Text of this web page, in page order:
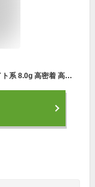
セザンヌ ストレッチカバーコンシーラー10 ライト系 8.0g 高密着 高カバー 目周り ほうれい線 毛穴 クマ ウォータープルーフ